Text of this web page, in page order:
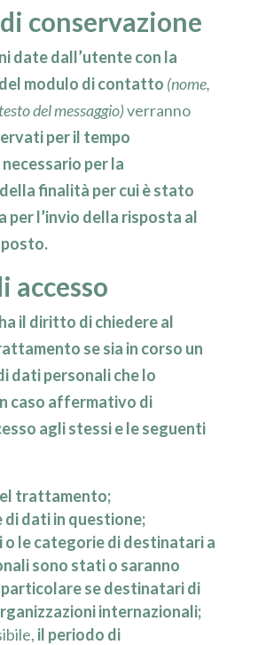
conservazione
date dall’utente con la
modulo di contatto (nome,
del messaggio)verranno
per il tempo
per la
finalità per cui è stato
per l’invio della risposta al
accesso
il diritto di chiedere al
se sia in corso un
dati personali che lo
caso affermativo di
agli stessi e le seguenti
trattamento;
dati in questione;
le categorie di destinatari a
sono stati o saranno
particolare se destinatari di
internazionali;
il periodo di